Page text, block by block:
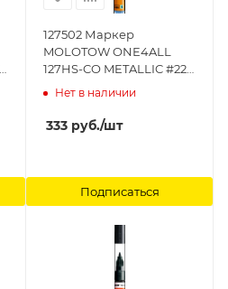
127502 Маркер
MOLOTOW ONE4ALL
127HS-CO METALLIC #224
Синий 1,5 мм MOLOTOW
Нет в наличии
333 руб./шт
Подписаться